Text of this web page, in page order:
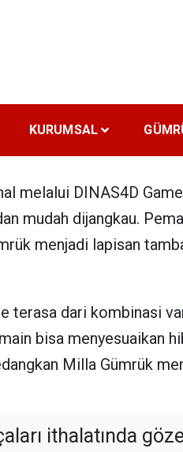
KURUMSAL
melalui DINAS4D
mudah dijangkau.
menjadi lapisan
terasa dari kombinasi
bisa menyesuaikan
Milla Gümrük
ithalatında